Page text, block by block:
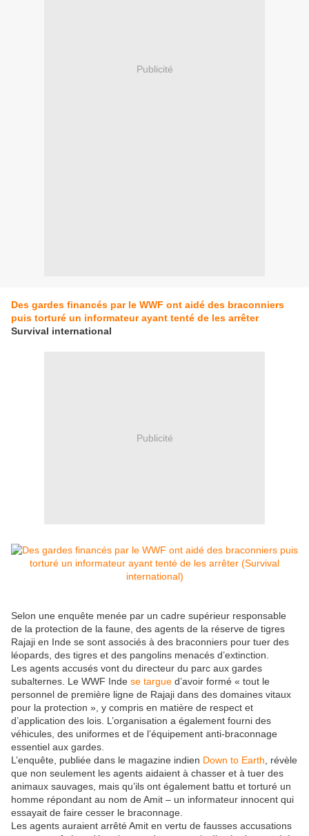
Publicité
Des gardes financés par le WWF ont aidé des braconniers
puis torturé un informateur ayant tenté de les arrêter
Survival international
Publicité
Selon une enquête menée par un cadre supérieur responsable
de la protection de la faune, des agents de la réserve de tigres
Rajaji en Inde se sont associés à des braconniers pour tuer des
léopards, des tigres et des pangolins menacés d’extinction.
Les agents accusés vont du directeur du parc aux gardes
subalternes. Le WWF Inde se targue d’avoir formé « tout le
personnel de première ligne de Rajaji dans des domaines vitaux
pour la protection », y compris en matière de respect et
d’application des lois. L’organisation a également fourni des
véhicules, des uniformes et de l’équipement anti-braconnage
essentiel aux gardes.
L’enquête, publiée dans le magazine indien Down to Earth , révèle
que non seulement les agents aidaient à chasser et à tuer des
animaux sauvages, mais qu’ils ont également battu et torturé un
homme répondant au nom de Amit – un informateur innocent qui
essayait de faire cesser le braconnage.
Les agents auraient arrêté Amit en vertu de fausses accusations